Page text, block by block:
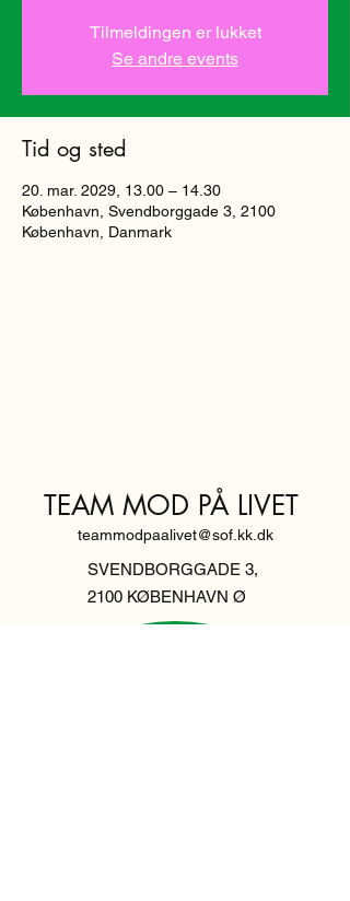
Tilmeldingen er lukket
Se andre events
Tid og sted
20. mar. 2029, 13.00 – 14.30
København, Svendborggade 3, 2100
København, Danmark
TEAM MOD PÅ LIVET
teammodpaalivet@sof.kk.dk
SVENDBORGGADE 3,
2100 KØBENHAVN Ø